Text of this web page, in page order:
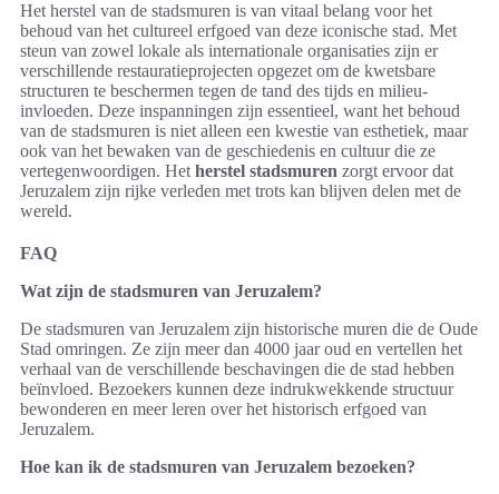
Het herstel van de stadsmuren is van vitaal belang voor het
behoud van het cultureel erfgoed van deze iconische stad. Met
steun van zowel lokale als internationale organisaties zijn er
verschillende restauratieprojecten opgezet om de kwetsbare
structuren te beschermen tegen de tand des tijds en milieu-
invloeden. Deze inspanningen zijn essentieel, want het behoud
van de stadsmuren is niet alleen een kwestie van esthetiek, maar
ook van het bewaken van de geschiedenis en cultuur die ze
vertegenwoordigen. Het herstel stadsmuren zorgt ervoor dat
Jeruzalem zijn rijke verleden met trots kan blijven delen met de
wereld.
FAQ
Wat zijn de stadsmuren van Jeruzalem?
De stadsmuren van Jeruzalem zijn historische muren die de Oude
Stad omringen. Ze zijn meer dan 4000 jaar oud en vertellen het
verhaal van de verschillende beschavingen die de stad hebben
beïnvloed. Bezoekers kunnen deze indrukwekkende structuur
bewonderen en meer leren over het historisch erfgoed van
Jeruzalem.
Hoe kan ik de stadsmuren van Jeruzalem bezoeken?